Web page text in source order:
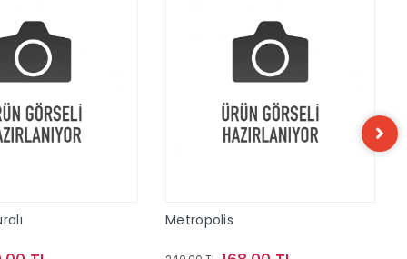
Metropolis